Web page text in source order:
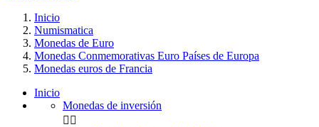
Inicio
Numismatica
Monedas de Euro
Monedas Conmemorativas Euro Países de Europa
Monedas euros de Francia
Inicio
Monedas de inversión
 